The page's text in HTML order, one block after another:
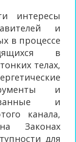
интересы
и
в процессе
в
телах,
и
и
канала,
Законах
для